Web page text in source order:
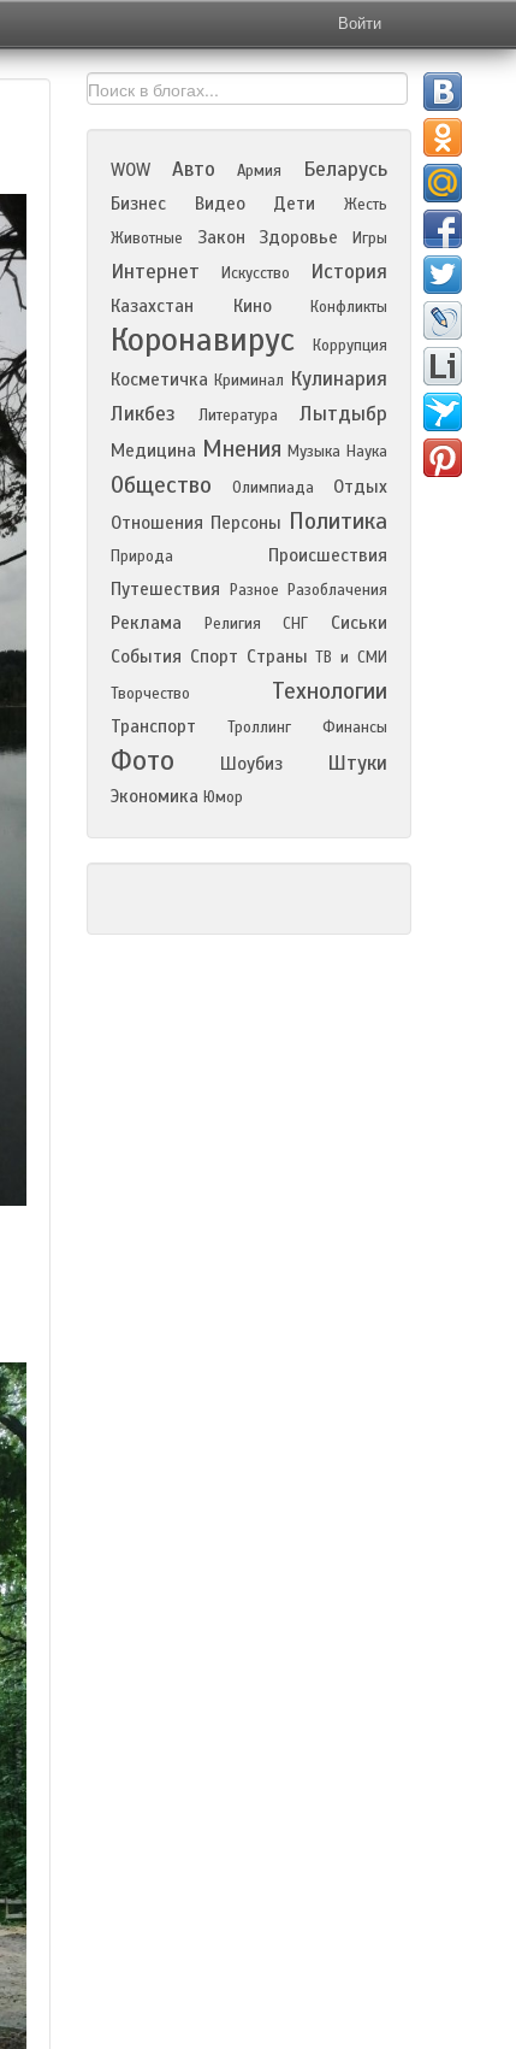
Войти
WOW Авто Армия Беларусь
Бизнес Видео Дети
Жесть
Животные
Закон Здоровье Игры
Интернет Искусство История
Казахстан Кино Конфликты
Коронавирус Коррупция
Косметичка Криминал Кулинария
Ликбез
Литература Лытдыбр
Медицина Мнения Музыка Наука
Общество Олимпиада
Отдых
Отношения Персоны Политика
Природа
Происшествия
Путешествия
Разное Разоблачения
Реклама Религия СНГ
Сиськи
События Спорт Страны ТВ и СМИ
Творчество
Технологии
Транспорт Троллинг Финансы
Фото Шоубиз Штуки
Экономика Юмор